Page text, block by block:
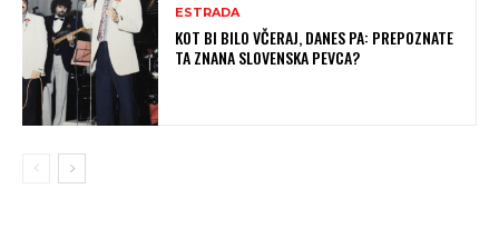
ESTRADA
KOT BI BILO VČERAJ, DANES PA: PREPOZNATE
TA ZNANA SLOVENSKA PEVCA?